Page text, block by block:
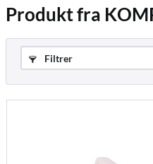
Produkt fra
Filtrer